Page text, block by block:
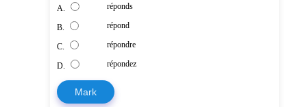
A. réponds
B. répond
C. répondre
D. répondez
Mark